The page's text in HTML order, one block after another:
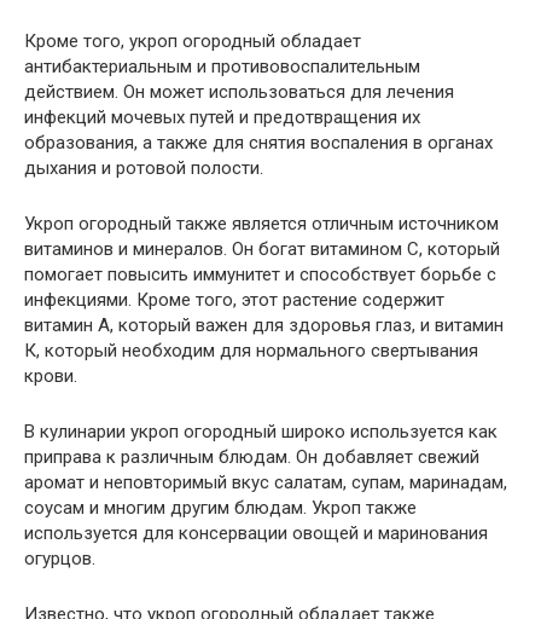
Кроме того, укроп огородный обладает
антибактериальным и противовоспалительным
действием. Он может использоваться для лечения
инфекций мочевых путей и предотвращения их
образования, а также для снятия воспаления в органах
дыхания и ротовой полости.
Укроп огородный также является отличным источником
витаминов и минералов. Он богат витамином C, который
помогает повысить иммунитет и способствует борьбе с
инфекциями. Кроме того, этот растение содержит
витамин А, который важен для здоровья глаз, и витамин
К, который необходим для нормального свертывания
крови.
В кулинарии укроп огородный широко используется как
приправа к различным блюдам. Он добавляет свежий
аромат и неповторимый вкус салатам, супам, маринадам,
соусам и многим другим блюдам. Укроп также
используется для консервации овощей и маринования
огурцов.
Известно, что укроп огородный обладает также